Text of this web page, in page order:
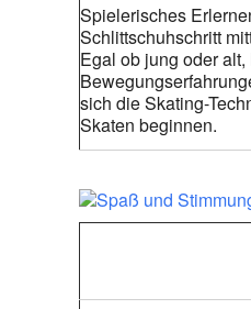
Spielerisches
Schlittschuhschritt
Egal ob jung oder
sich die Skating-
Skaten beginnen.